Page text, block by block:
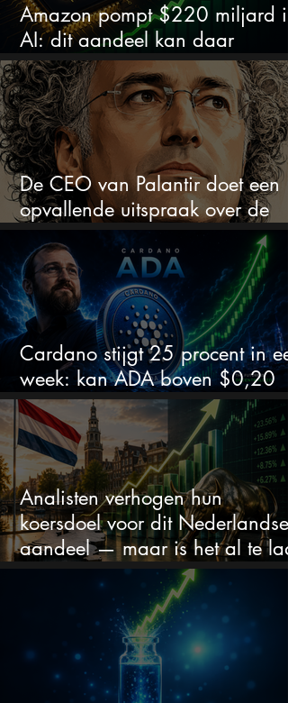
Amazon pompt $220 miljard in
AI: dit aandeel kan daar
explosief van profiteren
De CEO van Palantir doet een
opvallende uitspraak over de
beurs
Cardano stijgt 25 procent in
week: kan ADA boven $0,20
blijven?
Analisten verhogen hun
koersdoel voor dit Nederlandse
aandeel — maar is het al te laat
om in te stappen?